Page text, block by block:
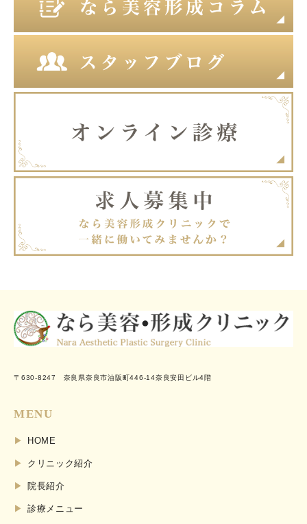
〒630-8247 奈良県奈良市油阪町446-14奈良安田ビル4階
MENU
HOME
クリニック紹介
院長紹介
診療メニュー